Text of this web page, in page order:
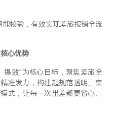
校验，有效实现差旅报销全流
心优势
提效”为核心目标，聚焦差旅全
准发力，构建起规范透明、集
式，让每一次出差都更省心、